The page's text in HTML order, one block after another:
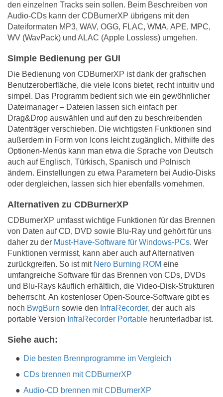
den einzelnen Tracks sein sollen. Beim Beschreiben von
Audio-CDs kann der CDBurnerXP übrigens mit den
Dateiformaten MP3, WAV, OGG, FLAC, WMA, APE, MPC,
WV (WavPack) und ALAC (Apple Lossless) umgehen.
Simple Bedienung per GUI
Die Bedienung von CDBurnerXP ist dank der grafischen
Benutzeroberfläche, die viele Icons bietet, recht intuitiv und
simpel. Das Programm bedient sich wie ein gewöhnlicher
Dateimanager – Dateien lassen sich einfach per
Drag&Drop auswählen und auf den zu beschreibenden
Datenträger verschieben. Die wichtigsten Funktionen sind
außerdem in Form von Icons leicht zugänglich. Mithilfe des
Optionen-Menüs kann man etwa die Sprache von Deutsch
auch auf Englisch, Türkisch, Spanisch und Polnisch
ändern. Einstellungen zu etwa Parametern bei Audio-Disks
oder dergleichen, lassen sich hier ebenfalls vornehmen.
Alternativen zu CDBurnerXP
CDBurnerXP umfasst wichtige Funktionen für das Brennen
von Daten auf CD, DVD sowie Blu-Ray und gehört für uns
daher zu der Must-Have-Software für Windows-PCs. Wer
Funktionen vermisst, kann aber auch auf Alternativen
zurückgreifen. So ist mit Nero Burning ROM eine
umfangreiche Software für das Brennen von CDs, DVDs
und Blu-Rays käuflich erhältlich, die Video-Disk-Strukturen
beherrscht. An kostenloser Open-Source-Software gibt es
noch BwgBurn sowie den InfraRecorder, der auch als
portable Version InfraRecorder Portable herunterladbar ist.
Siehe auch:
Die besten Brennprogramme im Vergleich
CDs brennen mit CDBurnerXP
Audio-CD brennen mit CDBurnerXP